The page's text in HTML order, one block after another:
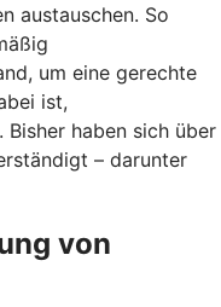
austauschen. So
um eine gerechte
ist,
haben sich über
– darunter
von